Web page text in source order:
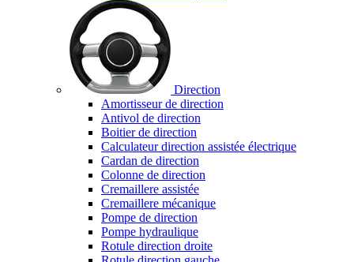
Direction
Amortisseur de direction
Antivol de direction
Boitier de direction
Calculateur direction assistée électrique
Cardan de direction
Colonne de direction
Cremaillere assistée
Cremaillere mécanique
Pompe de direction
Pompe hydraulique
Rotule direction droite